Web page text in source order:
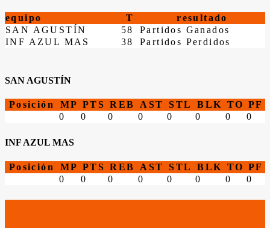
equipo T
resultado
SAN AGUSTÍN
58
Partidos Ganados
INF AZUL MAS
38 Partidos Perdidos
SAN AGUSTÍN
Posición MP PTS REB AST STL BLK TO PF
0
0 0 0 0 0 0 0
INF AZUL MAS
Posición MP PTS REB AST STL BLK TO PF
0
0 0 0 0 0 0 0